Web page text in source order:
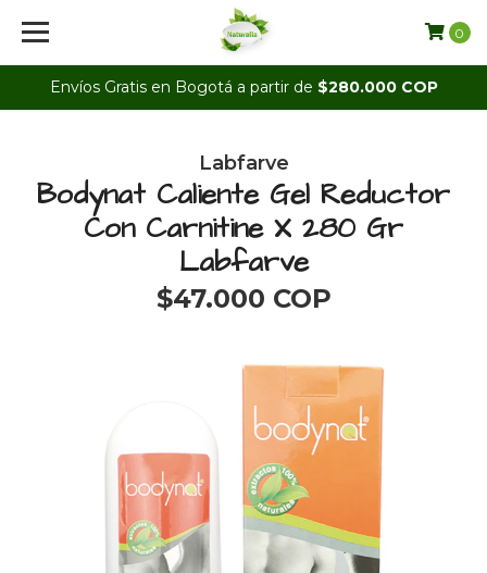
Envíos Gratis en Bogotá a partir de $280.000 COP
0
Labfarve
Bodynat Caliente Gel Reductor
Con Carnitine X 280 Gr
Labfarve
$47.000 COP